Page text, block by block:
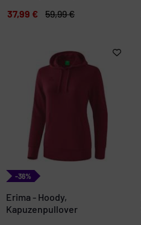
37,99 € 59,99 €
-36%
Erima - Hoody,
Kapuzenpullover